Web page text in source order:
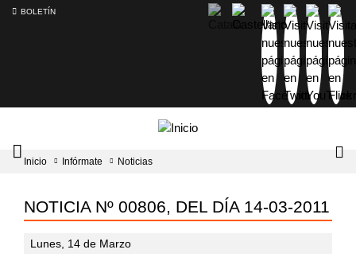
BOLETÍN
Intercambiador
del
principal
Inicio Infórmate Noticias
NOTICIA Nº 00806, DEL DÍA 14-03-2011
Lunes, 14 de Marzo